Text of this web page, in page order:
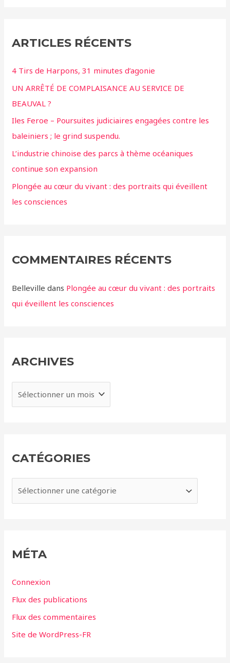
ARTICLES RÉCENTS
4 Tirs de Harpons, 31 minutes d’agonie
UN ARRÊTÉ DE COMPLAISANCE AU SERVICE DE
BEAUVAL ?
Iles Feroe – Poursuites judiciaires engagées contre les
baleiniers ; le grind suspendu.
L’industrie chinoise des parcs à thème océaniques
continue son expansion
Plongée au cœur du vivant : des portraits qui éveillent
les consciences
COMMENTAIRES RÉCENTS
Belleville dans Plongée au cœur du vivant : des portraits
qui éveillent les consciences
ARCHIVES
r
e
CATÉGORIES
a
r
MÉTA
Connexion
Flux des publications
Flux des commentaires
Site de WordPress-FR